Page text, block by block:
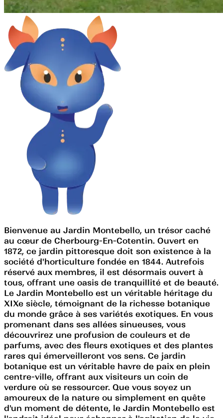
Bienvenue au Jardin Montebello, un trésor caché
au cœur de Cherbourg-En-Cotentin. Ouvert en
1872, ce jardin pittoresque doit son existence à la
société d'horticulture fondée en 1844. Autrefois
réservé aux membres, il est désormais ouvert à
tous, offrant une oasis de tranquillité et de beauté.
Le Jardin Montebello est un véritable héritage du
XIXe siècle, témoignant de la richesse botanique
du monde grâce à ses variétés exotiques. En vous
promenant dans ses allées sinueuses, vous
découvrirez une profusion de couleurs et de
parfums, avec des fleurs exotiques et des plantes
rares qui émerveilleront vos sens. Ce jardin
botanique est un véritable havre de paix en plein
centre-ville, offrant aux visiteurs un coin de
verdure où se ressourcer. Que vous soyez un
amoureux de la nature ou simplement en quête
d'un moment de détente, le Jardin Montebello est